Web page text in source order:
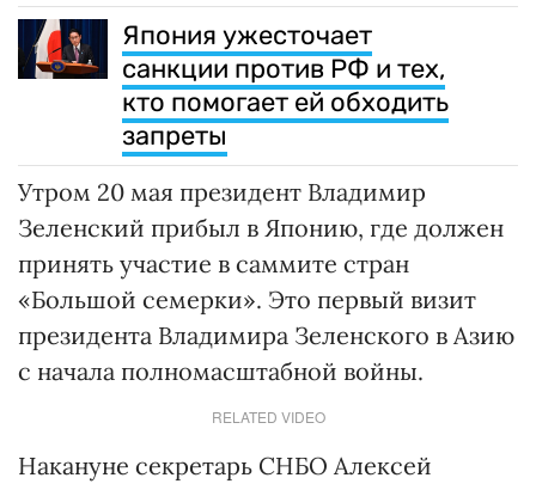
Япония ужесточает
санкции против РФ и тех,
кто помогает ей обходить
запреты
Утром 20 мая президент Владимир
Зеленский прибыл в Японию, где должен
принять участие в саммите стран
«Большой семерки». Это первый визит
президента Владимира Зеленского в Азию
с начала полномасштабной войны.
RELATED VIDEO
Накануне секретарь СНБО Алексей